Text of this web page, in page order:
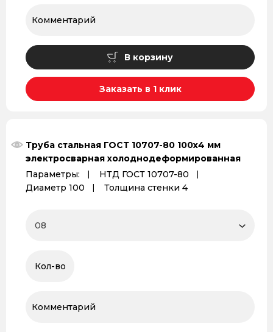
В корзину
Заказать в 1 клик
Труба стальная ГОСТ 10707-80 100х4 мм
электросварная холоднодеформированная
Параметры:
НТД ГОСТ 10707-80
Диаметр 100
Толщина стенки 4